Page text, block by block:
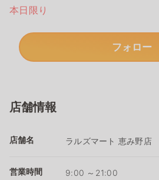
本日限り
フォロー
店舗情報
店舗名 ラルズマート 恵み野店
営業時間 9:00 ～21:00